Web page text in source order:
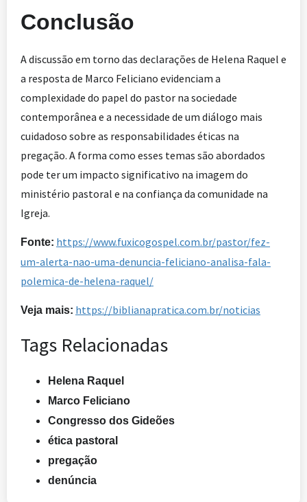
Conclusão
A discussão em torno das declarações de Helena Raquel e
a resposta de Marco Feliciano evidenciam a
complexidade do papel do pastor na sociedade
contemporânea e a necessidade de um diálogo mais
cuidadoso sobre as responsabilidades éticas na
pregação. A forma como esses temas são abordados
pode ter um impacto significativo na imagem do
ministério pastoral e na confiança da comunidade na
Igreja.
Fonte: https://www.fuxicogospel.com.br/pastor/fez-
um-alerta-nao-uma-denuncia-feliciano-analisa-fala-
polemica-de-helena-raquel/
Veja mais: https://biblianapratica.com.br/noticias
Tags Relacionadas
Helena Raquel
Marco Feliciano
Congresso dos Gideões
ética pastoral
pregação
denúncia